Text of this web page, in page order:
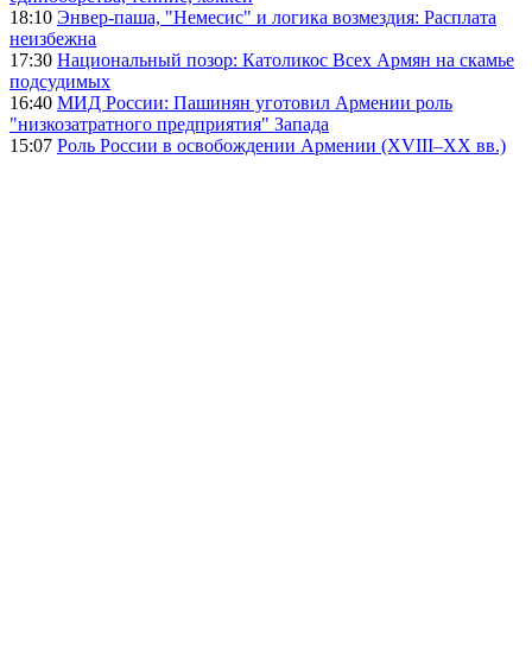
18:10 Энвер-паша, "Немесис" и логика возмездия: Расплата
неизбежна
17:30 Национальный позор: Католикос Всех Армян на скамье
подсудимых
16:40 МИД России: Пашинян уготовил Армении роль
"низкозатратного предприятия" Запада
15:07 Роль России в освобождении Армении (XVIII–XX вв.)